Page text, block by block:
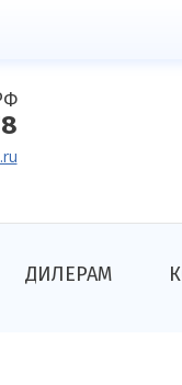
ДИЛЕРАМ